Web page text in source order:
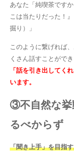
あなた「純喫茶です
こは当たりだった！
掘り）」
このように繋げれば
くさん話すことができ
「話を引き出してく
います。
③不自然な挙
るべからず
「聞き上手」を目指